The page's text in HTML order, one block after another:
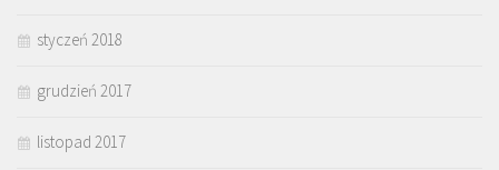
styczeń 2018
grudzień 2017
listopad 2017